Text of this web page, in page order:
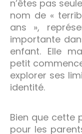
n’êtes pas
nom de «
ans »,
importante
enfant. Elle
petit
explorer ses
identité.
Bien que cette
pour les